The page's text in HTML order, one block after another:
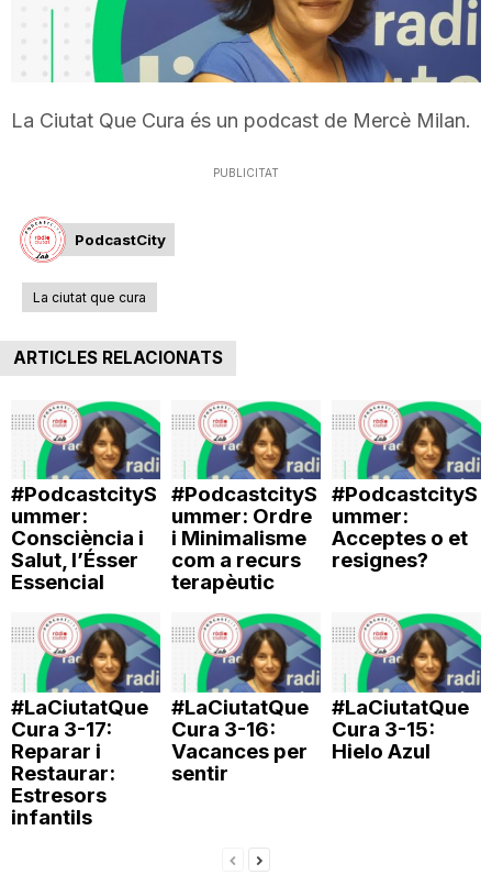
r
g
n
a
La Ciutat Que Cura és un podcast de Mercè Milan.
PUBLICITAT
PodcastCity
La ciutat que cura
ARTICLES RELACIONATS
#PodcastcityS
ummer:
Consciència i
Salut, l’Ésser
Essencial
#PodcastcityS
ummer: Ordre
i Minimalisme
com a recurs
terapèutic
#PodcastcityS
ummer:
Acceptes o et
resignes?
#LaCiutatQue
Cura 3-17:
Reparar i
Restaurar:
Estresors
infantils
#LaCiutatQue
Cura 3-16:
Vacances per
sentir
#LaCiutatQue
Cura 3-15:
Hielo Azul